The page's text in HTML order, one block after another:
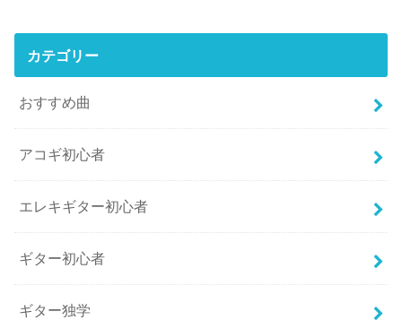
カテゴリー
おすすめ曲
アコギ初心者
エレキギター初心者
ギター初心者
ギター独学